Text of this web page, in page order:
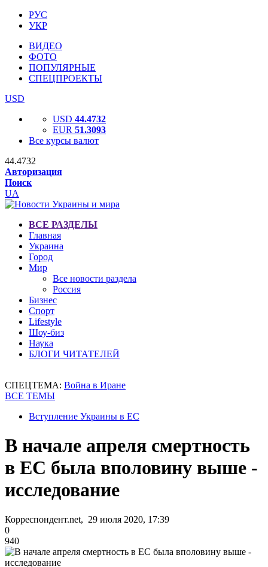
РУС
УКР
ВИДЕО
ФОТО
ПОПУЛЯРНЫЕ
СПЕЦПРОЕКТЫ
USD
USD 44.4732
EUR 51.3093
Все курсы валют
44.4732
Авторизация
Поиск
UA
ВСЕ РАЗДЕЛЫ
Главная
Украина
Город
Мир
Все новости раздела
Россия
Бизнес
Спорт
Lifestyle
Шоу-биз
Наука
БЛОГИ ЧИТАТЕЛЕЙ
СПЕЦТЕМА: Война в Иране
ВСЕ ТЕМЫ
Вступление Украины в ЕС
В начале апреля смертность
в ЕС была вполовину выше -
исследование
Корреспондент.net, 29 июля 2020, 17:39
0
940